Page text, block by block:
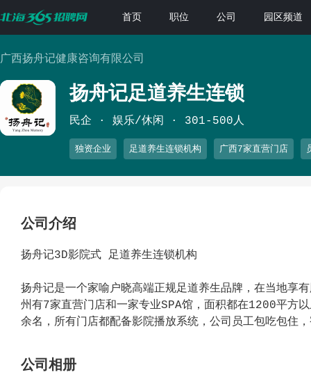
首页 职位 公司 园区频道
广西扬舟记健康咨询有限公司
扬舟记足道养生连锁
民企 娱乐/休闲 301-500人
独资企业 足道养生连锁机构 广西7家直营门店
公司介绍
扬舟记3D影院式 足道养生连锁机构
扬舟记是一个家喻户晓高端正规足道养生品牌，在当地享
州有7家直营门店和一家专业SPA馆，面积都在1200平方
余名，所有门店都配备影院播放系统，公司员工包吃包住
公益敬老活动，扶贫助学等公益活动。
公司相册